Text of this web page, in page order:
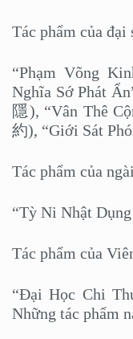
Tác phẩm của đại
“Phạm Võng
Nghĩa Sớ Phát
隱), “Vân Thê
約), “Giới Sát
Tác phẩm của
“Tỳ Ni Nhật
Tác phẩm của
“Đại Học Chi
Những tác phẩm